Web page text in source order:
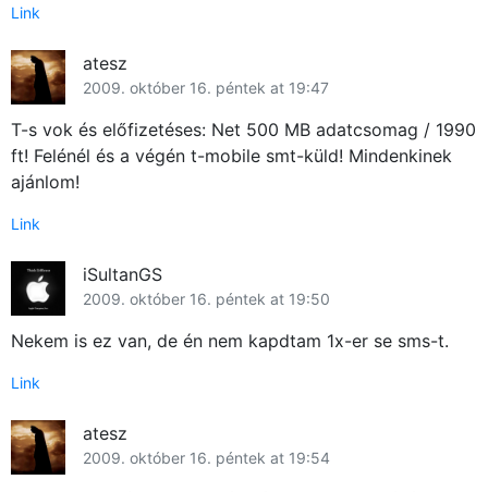
Link
atesz
2009. október 16. péntek at 19:47
T-s vok és előfizetéses: Net 500 MB adatcsomag / 1990
ft! Felénél és a végén t-mobile smt-küld! Mindenkinek
ajánlom!
Link
iSultanGS
2009. október 16. péntek at 19:50
Nekem is ez van, de én nem kapdtam 1x-er se sms-t.
Link
atesz
2009. október 16. péntek at 19:54